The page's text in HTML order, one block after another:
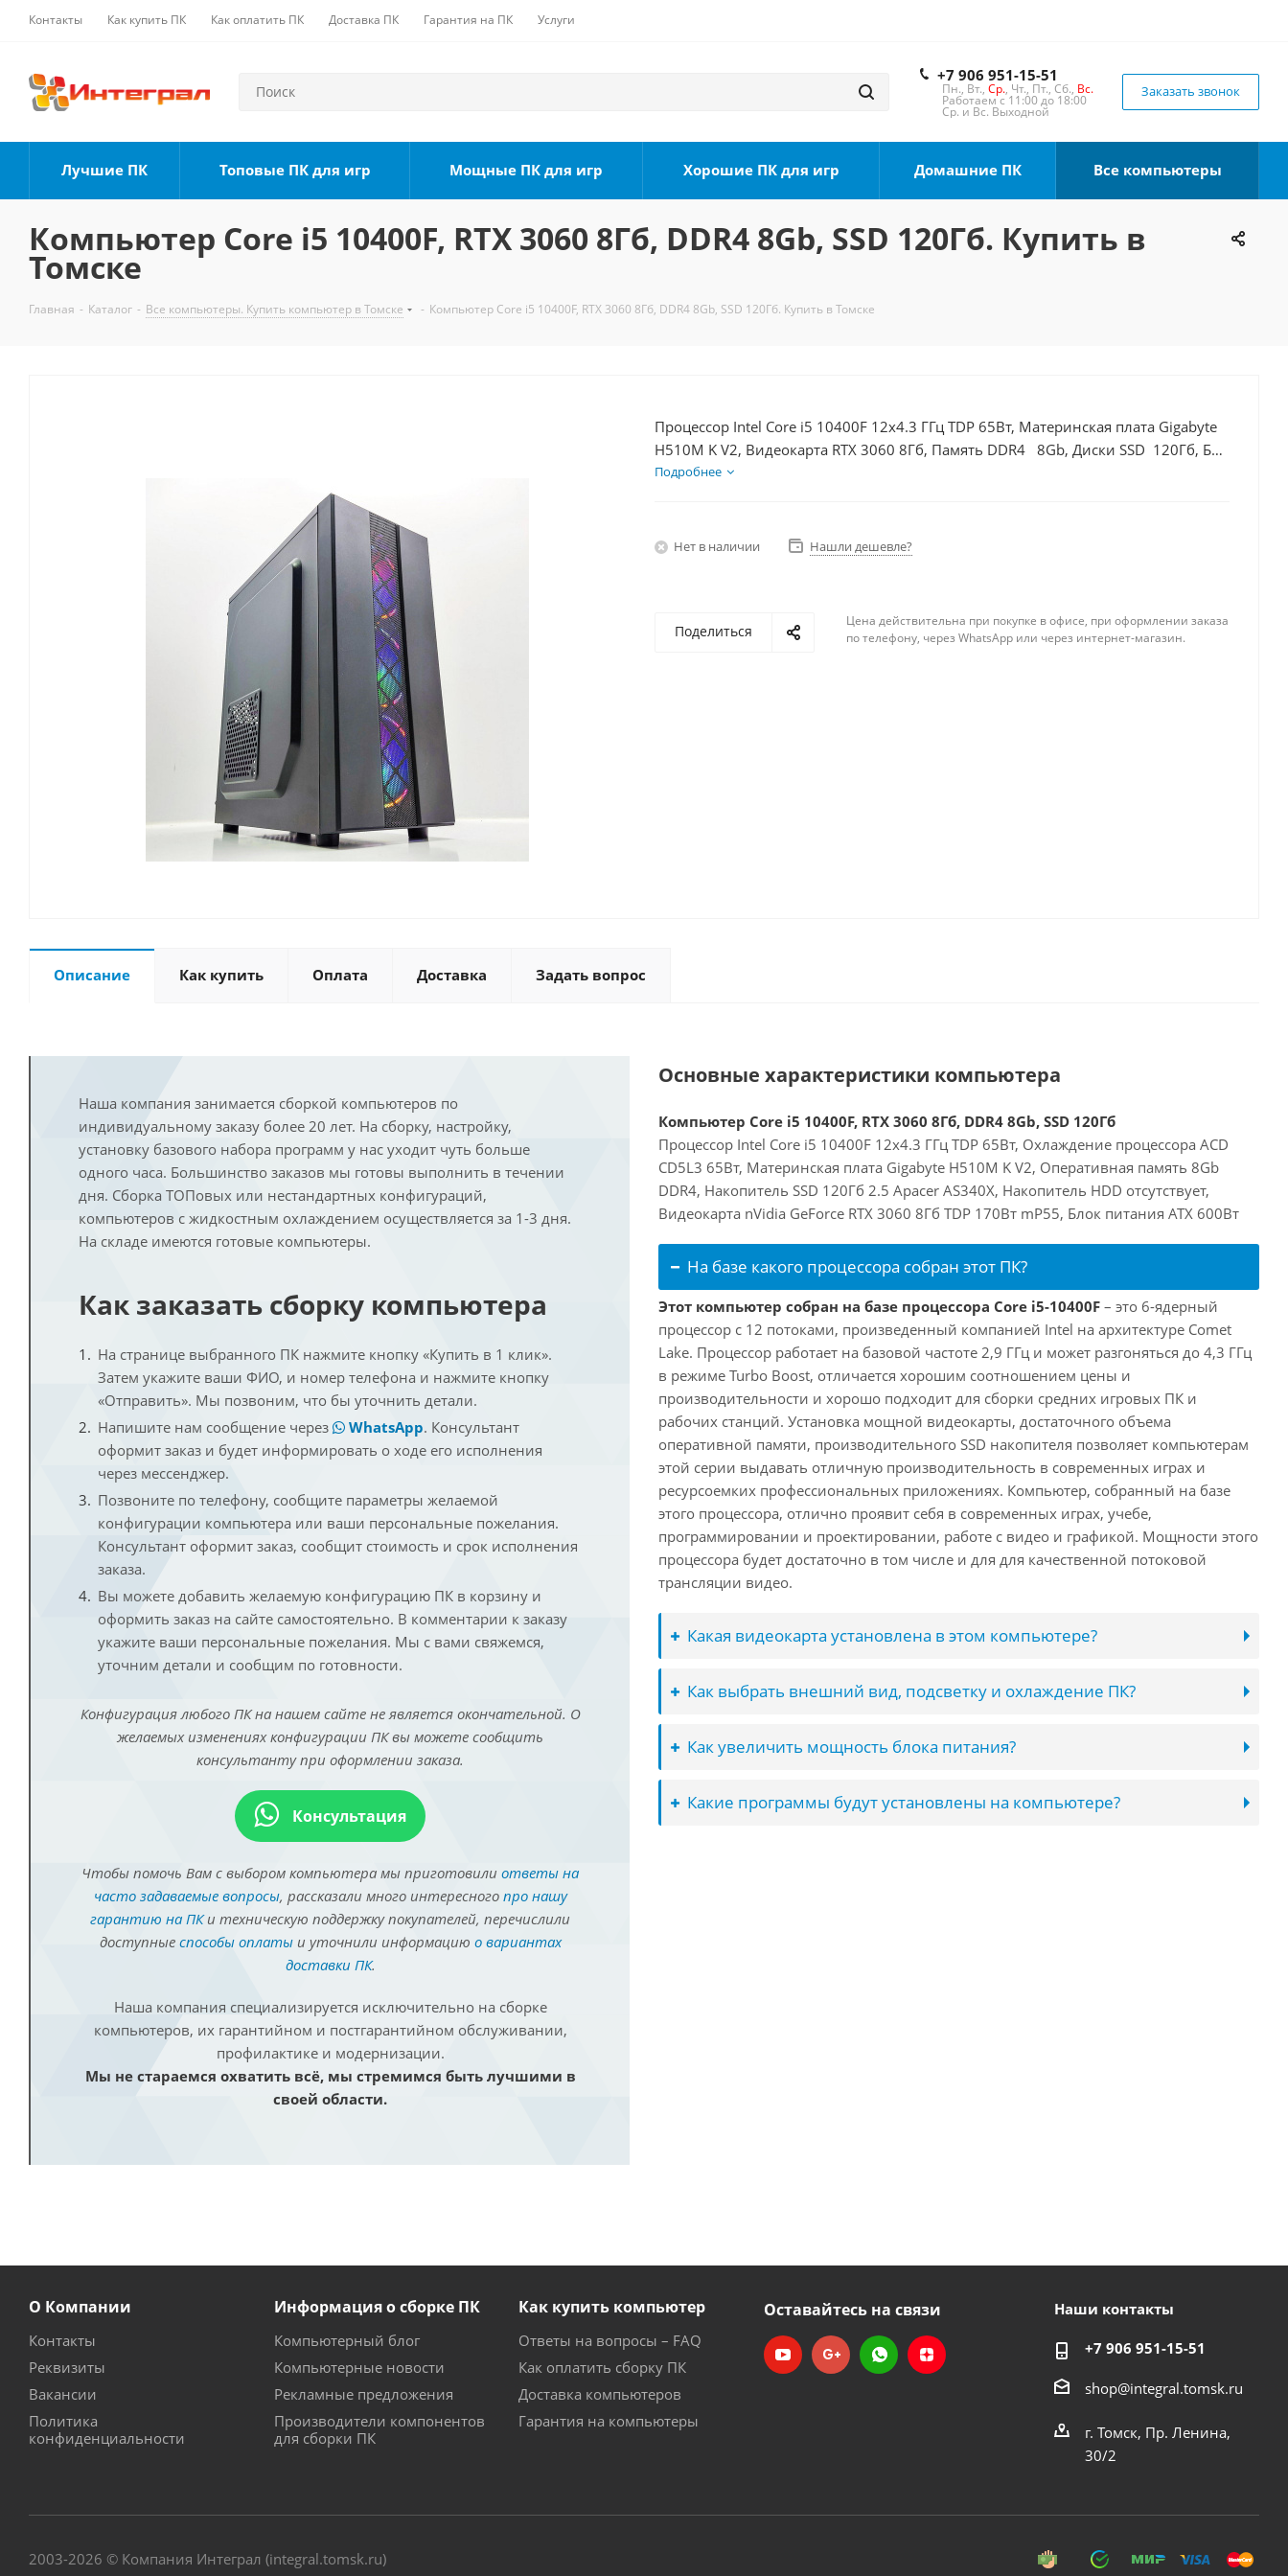
Контакты Как купить ПК Как оплатить ПК Доставка ПК Гарантия на ПК Услуги
+7 906 951-15-51
Пн., Вт., Ср., Чт., Пт., Сб., Вс.
Работаем с 11:00 до 18:00
Ср. и Вс. Выходной
Заказать звонок
Лучшие ПК Топовые ПК для игр Мощные ПК для игр Хорошие ПК для игр Домашние ПК Все компьютеры
Компьютер Core i5 10400F, RTX 3060 8Гб, DDR4 8Gb, SSD 120Гб. Купить в
Томске
Главная - Каталог - Все компьютеры. Купить компьютер в Томске - Компьютер Core i5 10400F, RTX 3060 8Гб, DDR4 8Gb, SSD 120Гб. Купить в Томске
Процессор Intel Core i5 10400F 12x4.3 ГГц TDP 65Вт, Материнская плата Gigabyte
H510M K V2, Видеокарта RTX 3060 8Гб, Память DDR4 8Gb, Диски SSD 120Гб, БП
600Вт
Подробнее
Нет в наличии Нашли дешевле?
Поделиться
Цена действительна при покупке в офисе, при оформлении заказа
по телефону, через WhatsApp или через интернет-магазин.
Описание Как купить Оплата Доставка Задать вопрос
Наша компания занимается сборкой компьютеров по
индивидуальному заказу более 20 лет. На сборку, настройку,
установку базового набора программ у нас уходит чуть больше
одного часа. Большинство заказов мы готовы выполнить в течении
дня. Сборка ТОПовых или нестандартных конфигураций,
компьютеров с жидкостным охлаждением осуществляется за 1-3 дня.
На складе имеются готовые компьютеры.
Как заказать сборку компьютера
На странице выбранного ПК нажмите кнопку «Купить в 1 клик».
Затем укажите ваши ФИО, и номер телефона и нажмите кнопку
«Отправить». Мы позвоним, что бы уточнить детали.
Напишите нам сообщение через
WhatsApp. Консультант
оформит заказ и будет информировать о ходе его исполнения
через мессенджер.
Позвоните по телефону, сообщите параметры желаемой
конфигурации компьютера или ваши персональные пожелания.
Консультант оформит заказ, сообщит стоимость и срок исполнения
заказа.
Вы можете добавить желаемую конфигурацию ПК в корзину и
оформить заказ на сайте самостоятельно. В комментарии к заказу
укажите ваши персональные пожелания. Мы с вами свяжемся,
уточним детали и сообщим по готовности.
Конфигурация любого ПК на нашем сайте не является окончательной. О
желаемых изменениях конфигурации ПК вы можете сообщить
консультанту при оформлении заказа.
Консультация
Чтобы помочь Вам с выбором компьютера мы приготовили ответы на
часто задаваемые вопросы, рассказали много интересного про нашу
гарантию на ПКи техническую поддержку покупателей, перечислили
доступные способы оплатыи уточнили информацию о вариантах
доставки ПК.
Наша компания специализируется исключительно на сборке
компьютеров, их гарантийном и постгарантийном обслуживании,
профилактике и модернизации.
Мы не стараемся охватить всё, мы стремимся быть лучшими в
своей области.
Основные характеристики компьютера
Компьютер Core i5 10400F, RTX 3060 8Гб, DDR4 8Gb, SSD 120Гб
Процессор Intel Core i5 10400F 12x4.3 ГГц TDP 65Вт, Охлаждение процессора ACD
CD5L3 65Вт, Материнская плата Gigabyte H510M K V2, Оперативная память 8Gb
DDR4, Накопитель SSD 120Гб 2.5 Apacer AS340X, Накопитель HDD отсутствует,
Видеокарта nVidia GeForce RTX 3060 8Гб TDP 170Вт mP55, Блок питания ATX 600Вт
На базе какого процессора собран этот ПК?
Этот компьютер собран на базе процессора Core i5-10400F – это 6-ядерный
процессор с 12 потоками, произведенный компанией Intel на архитектуре Comet
Lake. Процессор работает на базовой частоте 2,9 ГГц и может разгоняться до 4,3 ГГц
в режиме Turbo Boost, отличается хорошим соотношением цены и
производительности и хорошо подходит для сборки средних игровых ПК и
рабочих станций. Установка мощной видеокарты, достаточного объема
оперативной памяти, производительного SSD накопителя позволяет компьютерам
этой серии выдавать отличную производительность в современных играх и
ресурсоемких профессиональных приложениях. Компьютер, собранный на базе
этого процессора, отлично проявит себя в современных играх, учебе,
программировании и проектировании, работе с видео и графикой. Мощности этого
процессора будет достаточно в том числе и для для качественной потоковой
трансляции видео.
Какая видеокарта установлена в этом компьютере?
Как выбрать внешний вид, подсветку и охлаждение ПК?
Как увеличить мощность блока питания?
Какие программы будут установлены на компьютере?
О Компании
Контакты
Реквизиты
Вакансии
Политика
конфиденциальности
Информация о сборке ПК
Компьютерный блог
Компьютерные новости
Рекламные предложения
Производители компонентов
для сборки ПК
Как купить компьютер
Ответы на вопросы – FAQ
Как оплатить сборку ПК
Доставка компьютеров
Гарантия на компьютеры
Оставайтесь на связи Наши контакты
+7 906 951-15-51
shop@integral.tomsk.ru
г. Томск, Пр. Ленина,
30/2
2003-2026 © Компания Интеграл (integral.tomsk.ru)